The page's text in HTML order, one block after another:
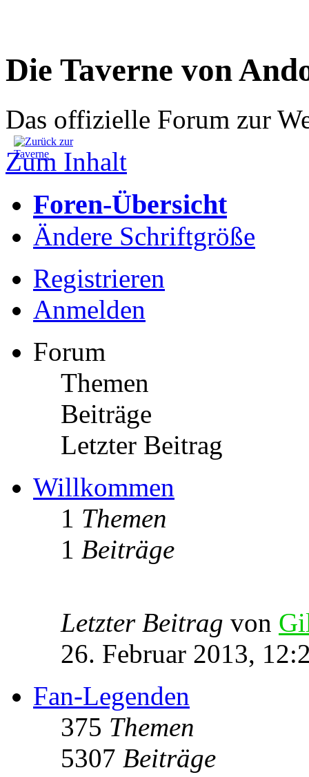
Die Taverne von
Das offizielle Forum zur
Zum Inhalt
Foren-Übersicht
Ändere Schriftgröße
Registrieren
Anmelden
Forum
Themen
Beiträge
Letzter Beitrag
Willkommen
1 Themen
1 Beiträge
Letzter Beitrag von
26. Februar 2013,
Fan-Legenden
375 Themen
5307 Beiträge